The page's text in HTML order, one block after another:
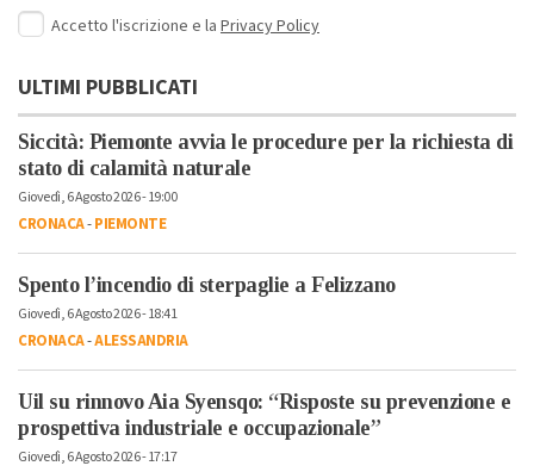
Accetto l'iscrizione e la Privacy Policy
ULTIMI PUBBLICATI
Siccità: Piemonte avvia le procedure per la richiesta di
stato di calamità naturale
Giovedì, 6 Agosto 2026 - 19:00
CRONACA-PIEMONTE
Spento l’incendio di sterpaglie a Felizzano
Giovedì, 6 Agosto 2026 - 18:41
CRONACA-ALESSANDRIA
Uil su rinnovo Aia Syensqo: “Risposte su prevenzione e
prospettiva industriale e occupazionale”
Giovedì, 6 Agosto 2026 - 17:17